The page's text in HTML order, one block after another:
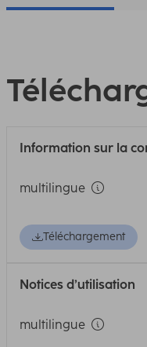
Information sur la
multilingue
Téléchargement
Notices d’utilisation
multilingue